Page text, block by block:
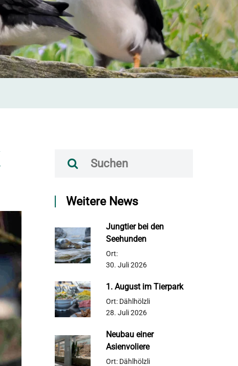
Weitere News
Jungtier bei den
Seehunden
Ort:
30. Juli 2026
1. August im Tierpark
Ort: Dählhölzli
28. Juli 2026
Neubau einer
Asienvoliere
Ort: Dählhölzli